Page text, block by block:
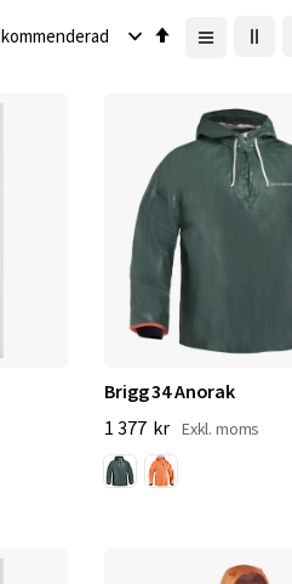
Sätt
sortering
Brigg 34 Anorak
1 377 kr